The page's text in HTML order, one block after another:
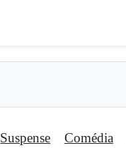
Suspense Comédia